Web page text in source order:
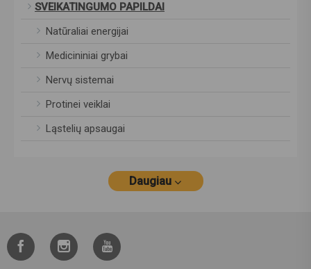
SVEIKATINGUMO PAPILDAI
Natūraliai energijai
Medicininiai grybai
Nervų sistemai
Protinei veiklai
Ląstelių apsaugai
Daugiau